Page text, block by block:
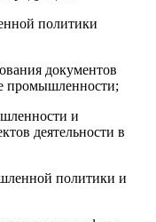
политики
документов
промышленности;
и
деятельности в
политики и